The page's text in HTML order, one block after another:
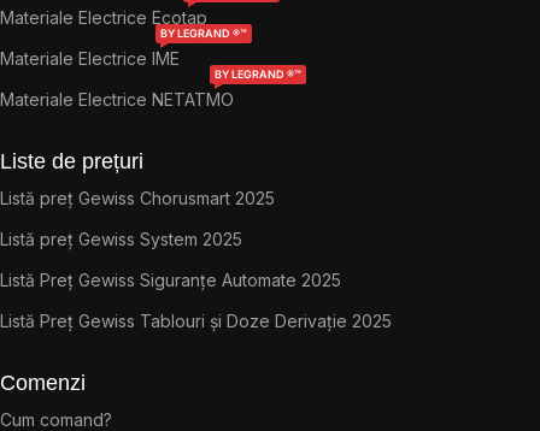
Materiale Electrice Ecotap
Materiale Electrice IME
BY LEGRAND ®™
Materiale Electrice NETATMO
BY LEGRAND ®™
Liste de prețuri
Listă preț Gewiss Chorusmart 2025
Listă preț Gewiss System 2025
Listă Preț Gewiss Siguranțe Automate 2025
Listă Preț Gewiss Tablouri și Doze Derivație 2025
Comenzi
Cum comand?